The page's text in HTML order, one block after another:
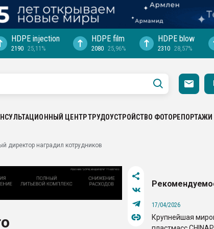
HDPE injection
2190 25,11%
HDPE film
2080 25,96%
HDPE blow
2310 28,57%
ЦЕНТРТРУДОУСТРОЙСТВО ФОТОРЕПОРТАЖИ
директор наградил котрудников
17/04/2026
Крупнейшая